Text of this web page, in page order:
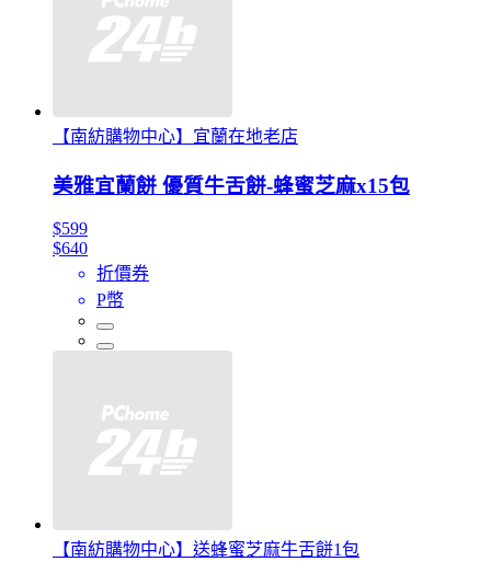
【南紡購物中心】宜蘭在地老店
美雅宜蘭餅 優質牛舌餅-蜂蜜芝麻x15包
$599
$640
折價券
P幣
【南紡購物中心】送蜂蜜芝麻牛舌餅1包